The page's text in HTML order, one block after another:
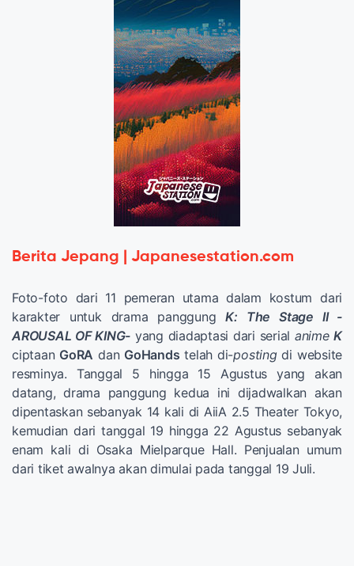
Berita Jepang | Japanesestation.com
Foto-foto dari 11 pemeran utama dalam kostum dari
karakter untuk drama panggungK: The Stage II -
AROUSAL OF KING- yang diadaptasi dari serial animeK
ciptaan GoRA dan GoHands telah di-postingdi website
resminya. Tanggal 5 hingga 15 Agustus yang akan
datang, drama panggung kedua ini dijadwalkan akan
dipentaskan sebanyak 14 kali di AiiA 2.5 Theater Tokyo,
kemudian dari tanggal 19 hingga 22 Agustus sebanyak
enam kali di Osaka Mielparque Hall. Penjualan umum
dari tiket awalnya akan dimulai pada tanggal 19 Juli.